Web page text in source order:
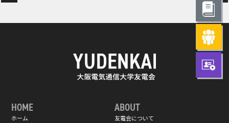
HOME
ホーム
ABOUT
友電会について